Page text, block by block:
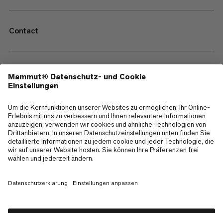
Contact
—
Sitemap
Cookies
Impressum